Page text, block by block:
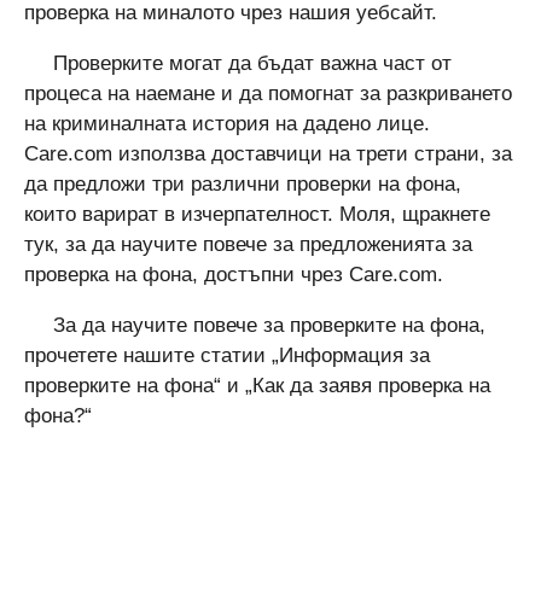
проверка на миналото чрез нашия уебсайт.
Проверките могат да бъдат важна част от
процеса на наемане и да помогнат за разкриването
на криминалната история на дадено лице.
Care.com използва доставчици на трети страни, за
да предложи три различни проверки на фона,
които варират в изчерпателност. Моля, щракнете
тук, за да научите повече за предложенията за
проверка на фона, достъпни чрез Care.com.
За да научите повече за проверките на фона,
прочетете нашите статии „Информация за
проверките на фона“ и „Как да заявя проверка на
фона?“